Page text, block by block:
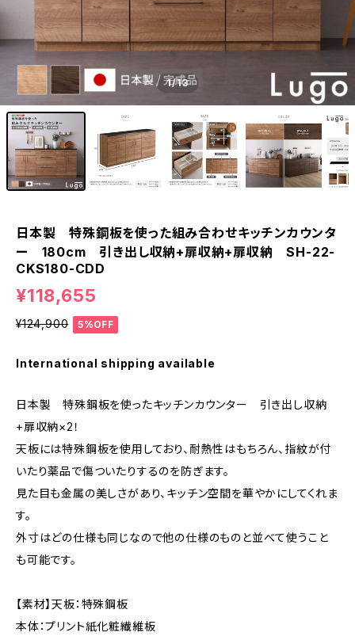
1/13
日本製 特殊鋼板を使った組み合わせキッチンカウンタ
ー 180cm 引き出し収納+扉収納+扉収納 SH-22-
CKS180-CDD
¥118,655
¥124,900 5%OFF
International shipping available
日本製 特殊鋼板を使ったキッチンカウンター 引き出し収納
+扉収納×2！
天板には特殊鋼板を使用しており、耐熱性はもちろん、指紋が付
いたり薬品で傷ついたりするのを防ぎます。
見た目も金属の美しさがあり、キッチン空間を華やかにしてくれま
す。
外寸はどの仕様も同じなので他の仕様のものと並べて使うこと
も可能です。
【素材】天板：特殊鋼板
本体：プリント紙化粧繊維板